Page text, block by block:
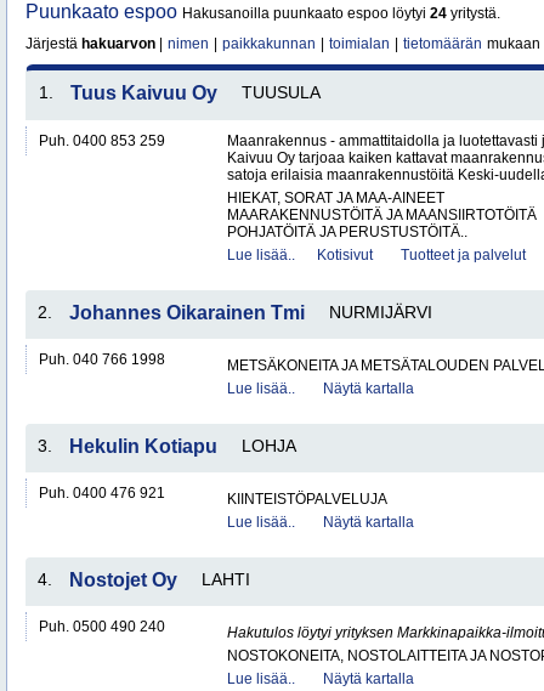
Puunkaato espoo Hakusanoilla puunkaato espoo löytyi 24 yritystä.
Järjestä hakuarvon nimen paikkakunnan toimialan tietomäärän mukaan
1. Tuus Kaivuu Oy TUUSULA
Puh. 0400 853 259
Maanrakennus - ammattitaidolla ja
Kaivuu Oy tarjoaa kaiken kattavat
satoja erilaisia maanrakennustöitä Keski-
HIEKAT, SORAT JA MAA-AINEET
MAARAKENNUSTÖITÄ JA MAANSIIRTOTÖITÄ
POHJATÖITÄ JA PERUSTUSTÖITÄ..
Lue lisää..
Kotisivut Tuotteet ja palvelut
2. Johannes Oikarainen Tmi NURMIJÄRVI
Puh. 040 766 1998
METSÄKONEITA JA METSÄTALOUDEN
Lue lisää..
Näytä kartalla
3. Hekulin Kotiapu LOHJA
Puh. 0400 476 921
KIINTEISTÖPALVELUJA
Lue lisää..
Näytä kartalla
4. Nostojet Oy LAHTI
Puh. 0500 490 240
Hakutulos löytyi yrityksen Markkinapaikka-
NOSTOKONEITA, NOSTOLAITTEITA JA
Lue lisää..
Näytä kartalla